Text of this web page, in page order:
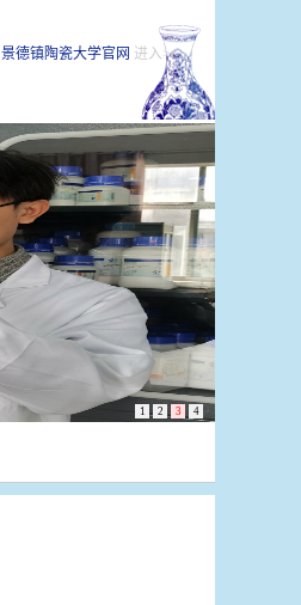
景德镇陶瓷大学官网 进入>>
1 2 3 4